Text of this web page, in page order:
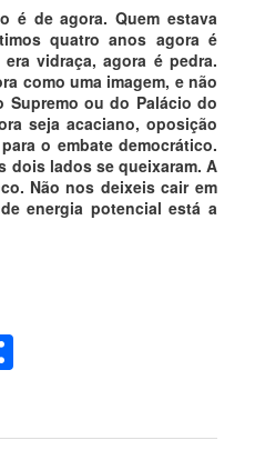
é de agora. Quem estava
quatro anos agora é
vidraça, agora é pedra.
como uma imagem, e não
Supremo ou do Palácio do
seja acaciano, oposição
o embate democrático.
dois lados se queixaram. A
Não nos deixeis cair em
energia potencial está a